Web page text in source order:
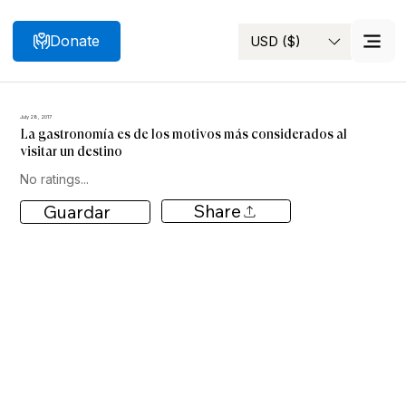
Search USD ($)
Donate
July 28, 2017
La gastronomía es de los motivos más considerados al
visitar un destino
No ratings...
Guardar Share